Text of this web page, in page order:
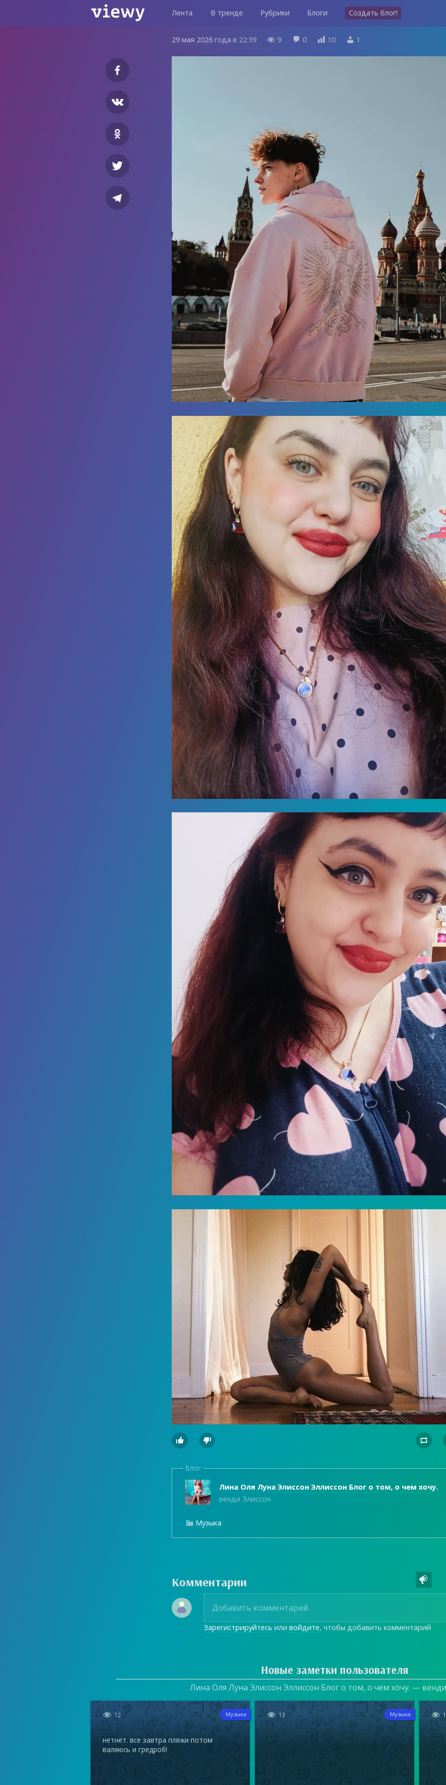
Лента В тренде Рубрики Блоги Создать блог!
29 мая 2026 года в 22:39  9  0  10  1
  
Блог
Лина Оля Луна Элиссон Эллиссон Блог о том, о чем хочу.
венди Элиссон
 Музыка
Комментарии 
Зарегистрируйтесь иливойдите, чтобы добавить комментарий
Новые заметки пользователя
Лина Оля Луна Элиссон Эллиссон Блог о том, о чем хочу. —
 12 Музыка
нетнет. все завтра пляжи потом
валяюсь и гредроб!
 13 Музыка 